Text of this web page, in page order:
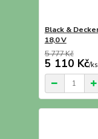
Black &
18,0 V
5 777 Kč
5 110 Kč/ks